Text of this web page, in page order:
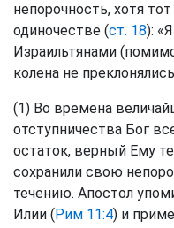
непорочность, хотя
одиночестве (ст. 18):
Израильтянами
колена не
(1) Во времена
отступничества Бог
остаток, верный Ему
сохранили свою
течению. Апостол
Илии (Рим 11:4) и